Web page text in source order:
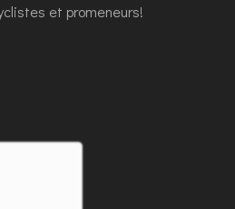
et promeneurs!